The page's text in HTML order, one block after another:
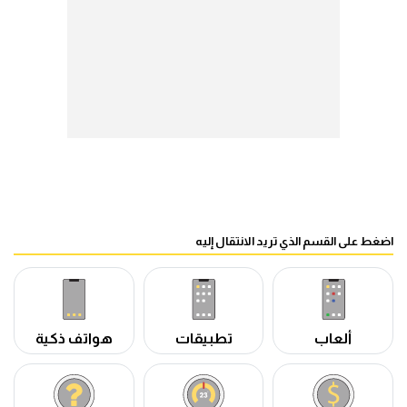
اضغط على القسم الذي تريد الانتقال إليه
ألعاب تطبيقات هواتف ذكية